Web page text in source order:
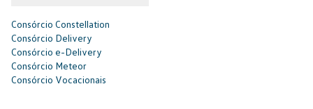
Consórcio Constellation
Consórcio Delivery
Consórcio e-Delivery
Consórcio Meteor
Consórcio Vocacionais